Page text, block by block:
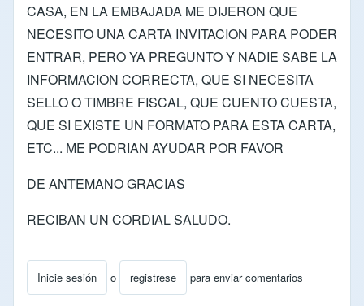
CASA, EN LA EMBAJADA ME DIJERON QUE
NECESITO UNA CARTA INVITACION PARA PODER
ENTRAR, PERO YA PREGUNTO Y NADIE SABE LA
INFORMACION CORRECTA, QUE SI NECESITA
SELLO O TIMBRE FISCAL, QUE CUENTO CUESTA,
QUE SI EXISTE UN FORMATO PARA ESTA CARTA,
ETC... ME PODRIAN AYUDAR POR FAVOR
DE ANTEMANO GRACIAS
RECIBAN UN CORDIAL SALUDO.
Inicie sesión o registrese para enviar comentarios